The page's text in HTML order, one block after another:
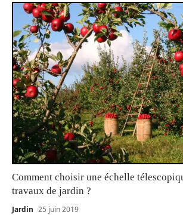
Comment choisir une échelle
travaux de jardin ?
Jardin 25 juin 2019